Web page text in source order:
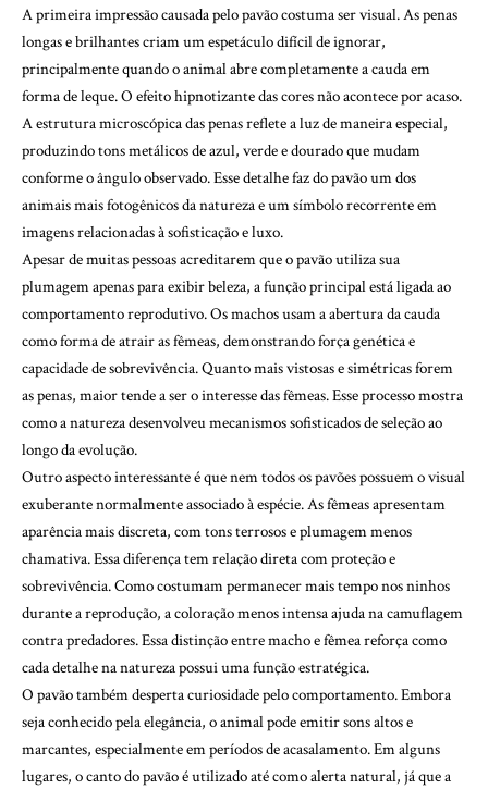
A primeira impressão causada pelo pavão costuma ser visual. As penas
longas e brilhantes criam um espetáculo difícil de ignorar,
principalmente quando o animal abre completamente a cauda em
forma de leque. O efeito hipnotizante das cores não acontece por acaso.
A estrutura microscópica das penas reflete a luz de maneira especial,
produzindo tons metálicos de azul, verde e dourado que mudam
conforme o ângulo observado. Esse detalhe faz do pavão um dos
animais mais fotogênicos da natureza e um símbolo recorrente em
imagens relacionadas à sofisticação e luxo.
Apesar de muitas pessoas acreditarem que o pavão utiliza sua
plumagem apenas para exibir beleza, a função principal está ligada ao
comportamento reprodutivo. Os machos usam a abertura da cauda
como forma de atrair as fêmeas, demonstrando força genética e
capacidade de sobrevivência. Quanto mais vistosas e simétricas forem
as penas, maior tende a ser o interesse das fêmeas. Esse processo mostra
como a natureza desenvolveu mecanismos sofisticados de seleção ao
longo da evolução.
Outro aspecto interessante é que nem todos os pavões possuem o visual
exuberante normalmente associado à espécie. As fêmeas apresentam
aparência mais discreta, com tons terrosos e plumagem menos
chamativa. Essa diferença tem relação direta com proteção e
sobrevivência. Como costumam permanecer mais tempo nos ninhos
durante a reprodução, a coloração menos intensa ajuda na camuflagem
contra predadores. Essa distinção entre macho e fêmea reforça como
cada detalhe na natureza possui uma função estratégica.
O pavão também desperta curiosidade pelo comportamento. Embora
seja conhecido pela elegância, o animal pode emitir sons altos e
marcantes, especialmente em períodos de acasalamento. Em alguns
lugares, o canto do pavão é utilizado até como alerta natural, já que a